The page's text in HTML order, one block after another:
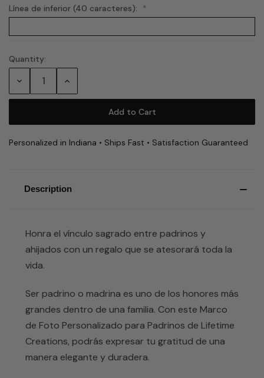
Línea de inferior (40 caracteres):
Current
Quantity:
Decrease Increase
Personalized in Indiana • Ships Fast • Satisfaction Guaranteed
Description
Honra el vínculo sagrado entre padrinos y
ahijados con un regalo que se atesorará toda la
vida.
Ser padrino o madrina es uno de los honores más
grandes dentro de una familia. Con este Marco
de Foto Personalizado para Padrinos de Lifetime
Creations, podrás expresar tu gratitud de una
manera elegante y duradera.